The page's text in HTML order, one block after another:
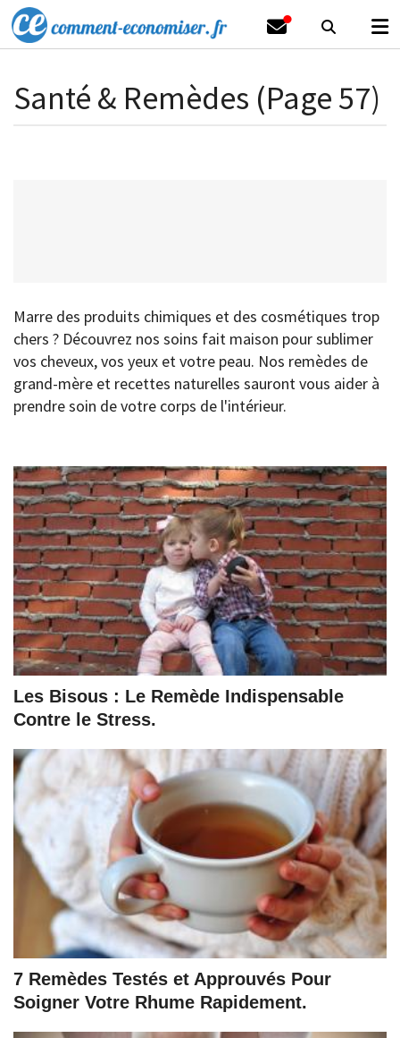
Santé & Remèdes (Page 57)
Marre des produits chimiques et des cosmétiques trop
chers ? Découvrez nos soins fait maison pour sublimer
vos cheveux, vos yeux et votre peau. Nos remèdes de
grand-mère et recettes naturelles sauront vous aider à
prendre soin de votre corps de l'intérieur.
Les Bisous : Le Remède Indispensable
Contre le Stress.
7 Remèdes Testés et Approuvés Pour
Soigner Votre Rhume Rapidement.